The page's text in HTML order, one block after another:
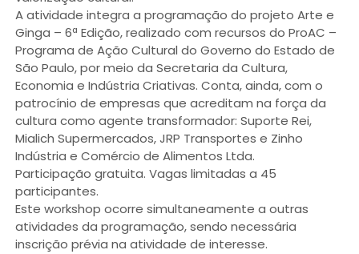
A atividade integra a programação do projeto Arte e
Ginga – 6ª Edição, realizado com recursos do ProAC –
Programa de Ação Cultural do Governo do Estado de
São Paulo, por meio da Secretaria da Cultura,
Economia e Indústria Criativas. Conta, ainda, com o
patrocínio de empresas que acreditam na força da
cultura como agente transformador: Suporte Rei,
Mialich Supermercados, JRP Transportes e Zinho
Indústria e Comércio de Alimentos Ltda.
Participação gratuita. Vagas limitadas a 45
participantes.
Este workshop ocorre simultaneamente a outras
atividades da programação, sendo necessária
inscrição prévia na atividade de interesse.